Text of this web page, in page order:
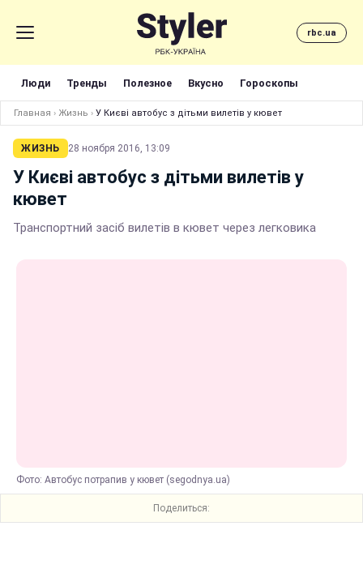
rbc.ua
Люди Тренды Полезное Вкусно Гороскопы
Главная › Жизнь › У Києві автобус з дітьми вилетів у кювет
ЖИЗНЬ 28 ноября 2016, 13:09
У Києві автобус з дітьми вилетів у
кювет
Транспортний засіб вилетів в кювет через легковика
Фото: Автобус потрапив у кювет (segodnya.ua)
Поделиться: